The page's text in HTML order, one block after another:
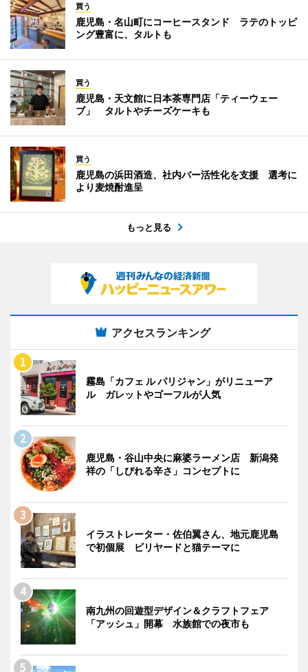
買う
鹿児島・名山町にコーヒースタンド ラテのトッピ
ング豊富に、タルトも
買う
鹿児島・天文館に日本茶専門店「ティーウェー
ブ」 タルトやチーズケーキも
買う
鹿児島の浜田酒造、社内バー活性化を支援 選考に
より麦焼酎進呈
もっと見る
アクセスランキング
霧島「カフェ ル パリジャン」がリニューア
ル ガレットやゴーフルが人気
鹿児島・谷山中央に麻婆ラーメン店 新潟発
祥の「しびれる辛さ」コンセプトに
イラストレーター・佐伯翼さん、地元鹿児島
で初個展 ビリヤードと猫テーマに
南九州の回遊型デザイン＆クラフトフェア
「アッシュ」開幕 水族館での夜市も